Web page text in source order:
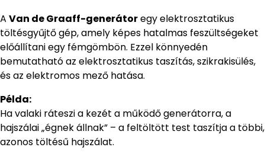
A Van de Graaff-generátoregy elektrosztatikus
töltésgyűjtő gép, amely képes hatalmas feszültségeket
előállítani egy fémgömbön. Ezzel könnyedén
bemutatható az elektrosztatikus taszítás, szikrakisülés,
és az elektromos mező hatása.
Példa:
Ha valaki ráteszi a kezét a működő generátorra, a
hajszálai „égnek állnak” – a feltöltött test taszítja a többi,
azonos töltésű hajszálat.